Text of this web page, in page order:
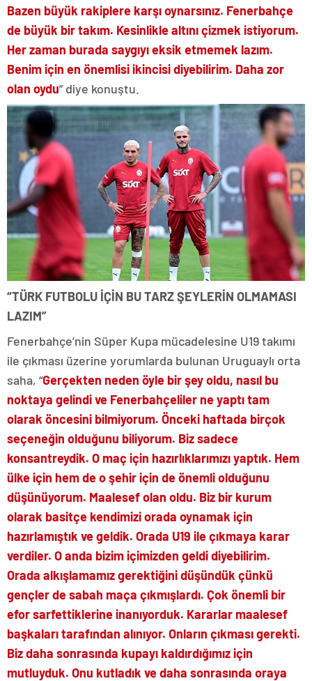
Bazen büyük rakiplere karşı oynarsınız. Fenerbahçe
de büyük bir takım. Kesinlikle altını çizmek istiyorum.
Her zaman burada saygıyı eksik etmemek lazım.
Benim için en önemlisi ikincisi diyebilirim. Daha zor
olan oydu” diye konuştu.
“TÜRK FUTBOLU İÇİN BU TARZ ŞEYLERİN OLMAMASI
LAZIM”
Fenerbahçe’nin Süper Kupa mücadelesine U19 takımı
ile çıkması üzerine yorumlarda bulunan Uruguaylı orta
saha, “Gerçekten neden öyle bir şey oldu, nasıl bu
noktaya gelindi ve Fenerbahçeliler ne yaptı tam
olarak öncesini bilmiyorum. Önceki haftada birçok
seçeneğin olduğunu biliyorum. Biz sadece
konsantreydik. O maç için hazırlıklarımızı yaptık. Hem
ülke için hem de o şehir için de önemli olduğunu
düşünüyorum. Maalesef olan oldu. Biz bir kurum
olarak basitçe kendimizi orada oynamak için
hazırlamıştık ve geldik. Orada U19 ile çıkmaya karar
verdiler. O anda bizim içimizden geldi diyebilirim.
Orada alkışlamamız gerektiğini düşündük çünkü
gençler de sabah maça çıkmışlardı. Çok önemli bir
efor sarfettiklerine inanıyorduk. Kararlar maalesef
başkaları tarafından alınıyor. Onların çıkması gerekti.
Biz daha sonrasında kupayı kaldırdığımız için
mutluyduk. Onu kutladık ve daha sonrasında oraya